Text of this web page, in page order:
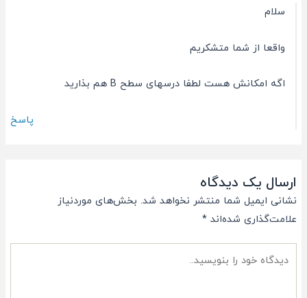
سلام
واقعا از شما‌ متشکریم
اگه امکانش هست لطفا درسهای سطح B هم بذارید
پاسخ
ارسال یک دیدگاه
نشانی ایمیل شما منتشر نخواهد شد. بخش‌های موردنیاز
علامت‌گذاری شده‌اند *
دیدگاه